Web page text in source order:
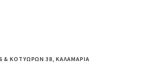
& ΚΟΤΥΏΡΩΝ 38, ΚΑΛΑΜΑΡΙΆ